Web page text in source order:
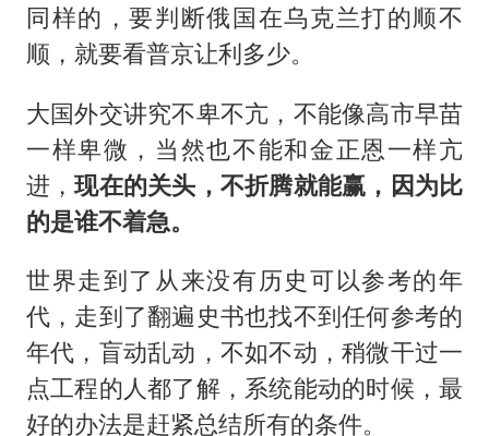
同样的，要判断俄国在乌克兰打的顺不
顺，就要看普京让利多少。
大国外交讲究不卑不亢，不能像高市早苗
一样卑微，当然也不能和金正恩一样亢
进，现在的关头，不折腾就能赢，因为比
的是谁不着急。
世界走到了从来没有历史可以参考的年
代，走到了翻遍史书也找不到任何参考的
年代，盲动乱动，不如不动，稍微干过一
点工程的人都了解，系统能动的时候，最
好的办法是赶紧总结所有的条件。